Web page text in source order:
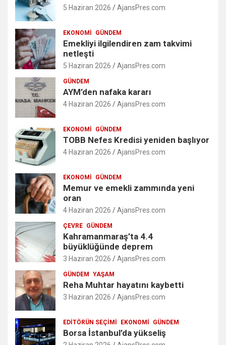
5 Haziran 2026 AjansPres.com
EKONOMI GÜNDEM
Emekliyi ilgilendiren zam takvimi
netleşti
5 Haziran 2026 AjansPres.com
GÜNDEM
AYM’den nafaka kararı
4 Haziran 2026 AjansPres.com
EKONOMI GÜNDEM
TOBB Nefes Kredisi yeniden başlıyor
4 Haziran 2026 AjansPres.com
EKONOMI GÜNDEM
Memur ve emekli zammında yeni
oran
4 Haziran 2026 AjansPres.com
ÇEVRE GÜNDEM
Kahramanmaraş’ta 4.4
büyüklüğünde deprem
3 Haziran 2026 AjansPres.com
GÜNDEM YAŞAM
Reha Muhtar hayatını kaybetti
3 Haziran 2026 AjansPres.com
EDITÖRÜN SEÇIMI EKONOMI GÜNDEM
Borsa İstanbul’da yükseliş